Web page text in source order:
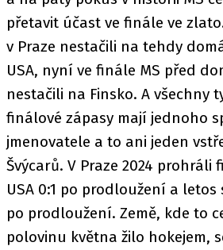
přetavit účast ve finále ve
v Praze nestačili na tehdy
USA, nyní ve finále MS před
nestačili na Finsko. A všechny
finálové zápasy mají jednoho
jmenovatele a to ani jeden
Švýcarů. V Praze 2024 prohráli
USA 0:1 po prodloužení a letos
po prodloužení. Země, kde to
polovinu května žilo hokejem,